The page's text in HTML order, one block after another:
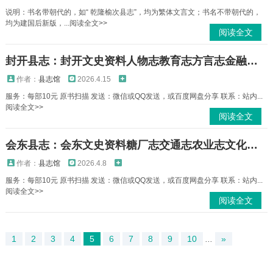
说明：书名带朝代的，如“ 乾隆榆次县志”，均为繁体文言文；书名不带朝代的，
均为建国后新版，...阅读全文>>
阅读全文
封开县志：封开文史资料人物志教育志方言志金融志人事志水利志文物志畜牧志等PDF电子版下载
作者： 县志馆
2026.4.15
服务：每部10元 原书扫描 发送：微信或QQ发送，或百度网盘分享 联系：站内...
阅读全文>>
阅读全文
会东县志：会东文史资料糖厂志交通志农业志文化馆志政协志水电志建筑公司志地名录等PDF电子版下载
作者： 县志馆
2026.4.8
服务：每部10元 原书扫描 发送：微信或QQ发送，或百度网盘分享 联系：站内...
阅读全文>>
阅读全文
1 2 3 4 5 6 7 8 9 10 »